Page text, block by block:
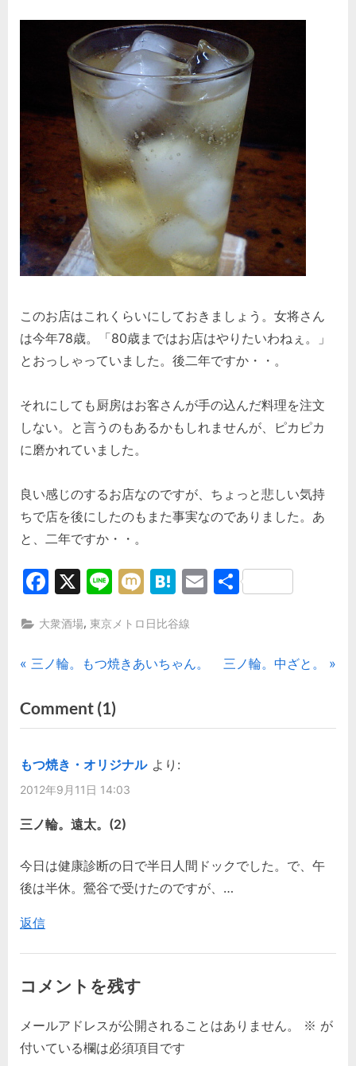
このお店はこれくらいにしておきましょう。女将さん
は今年78歳。「80歳まではお店はやりたいわねぇ。」
とおっしゃっていました。後二年ですか・・。
それにしても厨房はお客さんが手の込んだ料理を注文
しない。と言うのもあるかもしれませんが、ピカピカ
に磨かれていました。
良い感じのするお店なのですが、ちょっと悲しい気持
ちで店を後にしたのもまた事実なのでありました。あ
と、二年ですか・・。
Facebook
X LineMixiHatena
Email
共
大衆酒場,東京メトロ日比谷線
投
稿
ナ
ビ
ゲ
ー
シ
ョ
ン
P
e
v
o
u
s
o
s
:
三ノ輪。もつ焼きあいちゃん。
N
t
三ノ輪。中ざと。
Comment (1)on
“三
ノ
輪。
太。”
もつ焼き・オリジナル より:
2012年9月11日 14:03
三ノ輪。遠太。(2)
今日は健康診断の日で半日人間ドックでした。で、午
後は半休。鶯谷で受けたのですが、…
返信
コメントを残す
メールアドレスが公開されることはありません。 ※ が
付いている欄は必須項目です